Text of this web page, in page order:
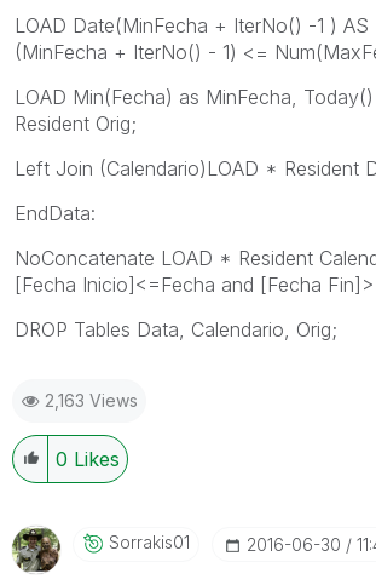
LOAD Date(MinFecha + IterNo() -1 ) AS
(MinFecha + IterNo() - 1) <=
LOAD Min(Fecha) as MinFecha,
Resident Orig;
Left Join (Calendario)LOAD * Resident
EndData:
NoConcatenate LOAD * Resident
[Fecha Inicio]<=Fecha and [Fecha
DROP Tables Data, Calendario, Orig;
2,163 Views
0 Likes
Sorrakis01 ‎2016-06-30